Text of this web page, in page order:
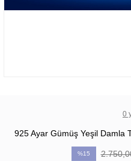
0
925 Ayar Gümüş Yeşil Damla
%15